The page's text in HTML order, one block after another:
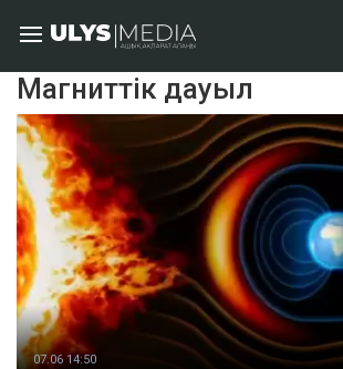
Магниттік дауыл
07.06 14:50